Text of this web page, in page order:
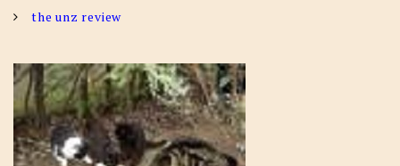
the unz review